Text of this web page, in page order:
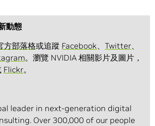
動態
方部落格或追蹤 Facebook、 Twitter、
。瀏覽 NVIDIA 相關影片及圖片，
Flickr。
leader in next-generation digital
Over 300,000 of our people